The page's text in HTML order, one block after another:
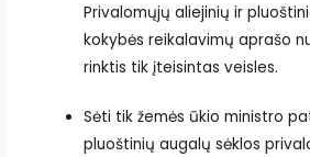
Privalomųjų aliejinių ir
kokybės reikalavimų aprašo
rinktis tik įteisintas veisles.
Sėti tik žemės ūkio ministro
pluoštinių augalų sėklos